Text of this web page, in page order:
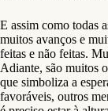
E assim como todas
muitos avanços e
feitas e não feitas.
Adiante, são muitos
que simboliza a
favoráveis, outros